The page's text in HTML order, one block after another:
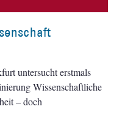
untersucht erstmals
Wissenschaftliche
– doch